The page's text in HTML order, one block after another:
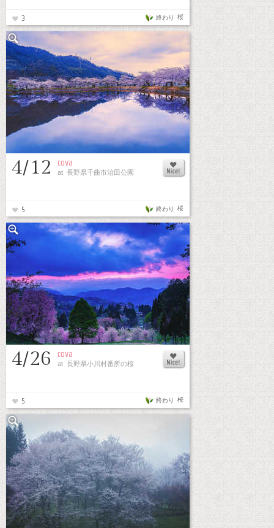
3 桜
終わり
4/12 cova
at 長野県千曲市治田公園
5 桜
終わり
4/26 cova
at 長野県小川村番所の桜
5 桜
終わり